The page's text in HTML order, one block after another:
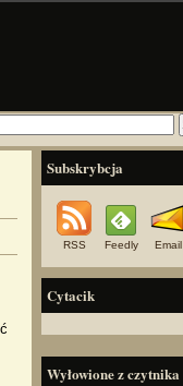
Subskrybcja
RSS Feedly Email
Cytacik
Wyłowione z czytnika